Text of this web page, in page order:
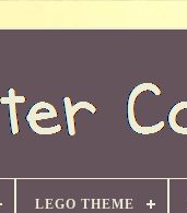
LEGO THEME